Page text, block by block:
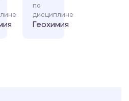
по
дисциплине
Геохимия